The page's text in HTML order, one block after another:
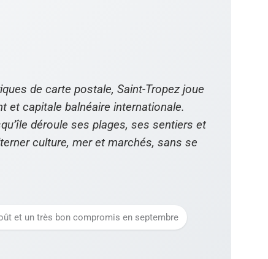
de carte postale, Saint-Tropez joue
et capitale balnéaire internationale.
déroule ses plages, ses sentiers et
culture, mer et marchés, sans se
et un très bon compromis en septembre